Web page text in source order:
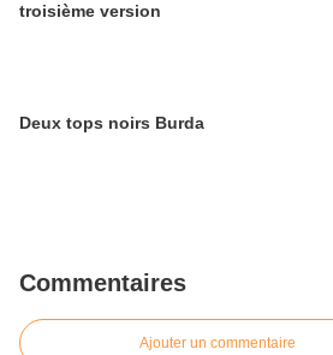
troisième version
Deux tops noirs Burda
Commentaires
Ajouter un commentaire